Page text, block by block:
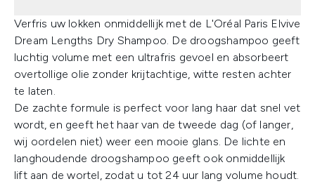
Verfris uw lokken onmiddellijk met de L'Oréal Paris Elvive
Dream Lengths Dry Shampoo. De droogshampoo geeft
luchtig volume met een ultrafris gevoel en absorbeert
overtollige olie zonder krijtachtige, witte resten achter
te laten.
De zachte formule is perfect voor lang haar dat snel vet
wordt, en geeft het haar van de tweede dag (of langer,
wij oordelen niet) weer een mooie glans. De lichte en
langhoudende droogshampoo geeft ook onmiddellijk
lift aan de wortel, zodat u tot 24 uur lang volume houdt.